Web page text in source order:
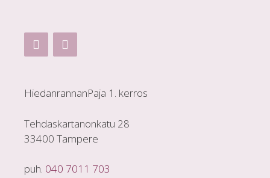
HiedanrannanPaja 1. kerros
Tehdaskartanonkatu 28
33400 Tampere
puh. 040 7011 703